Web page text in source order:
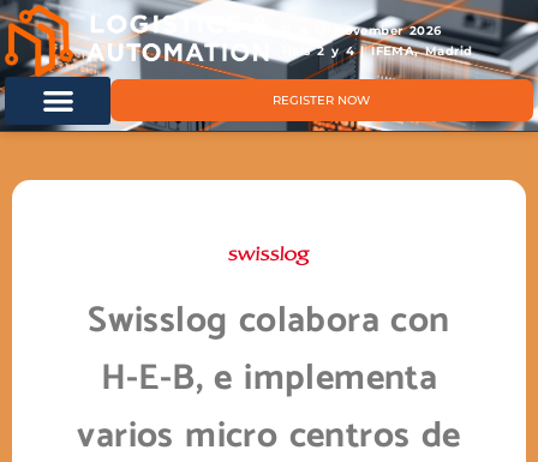
11 & 12 November 2026
Hals 2 y 4 | IFEMA, Madrid
REGISTER NOW
Swisslog colabora con
H-E-B, e implementa
varios micro centros de